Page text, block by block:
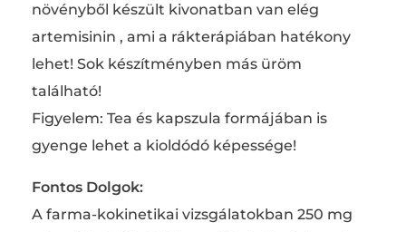
növényből készült kivonatban van elég
artemisinin , ami a rákterápiában hatékony
lehet! Sok készítményben más üröm
található!
Figyelem: Tea és kapszula formájában is
gyenge lehet a kioldódó képessége!
Fontos Dolgok:
A farma-kokinetikai vizsgálatokban 250 mg